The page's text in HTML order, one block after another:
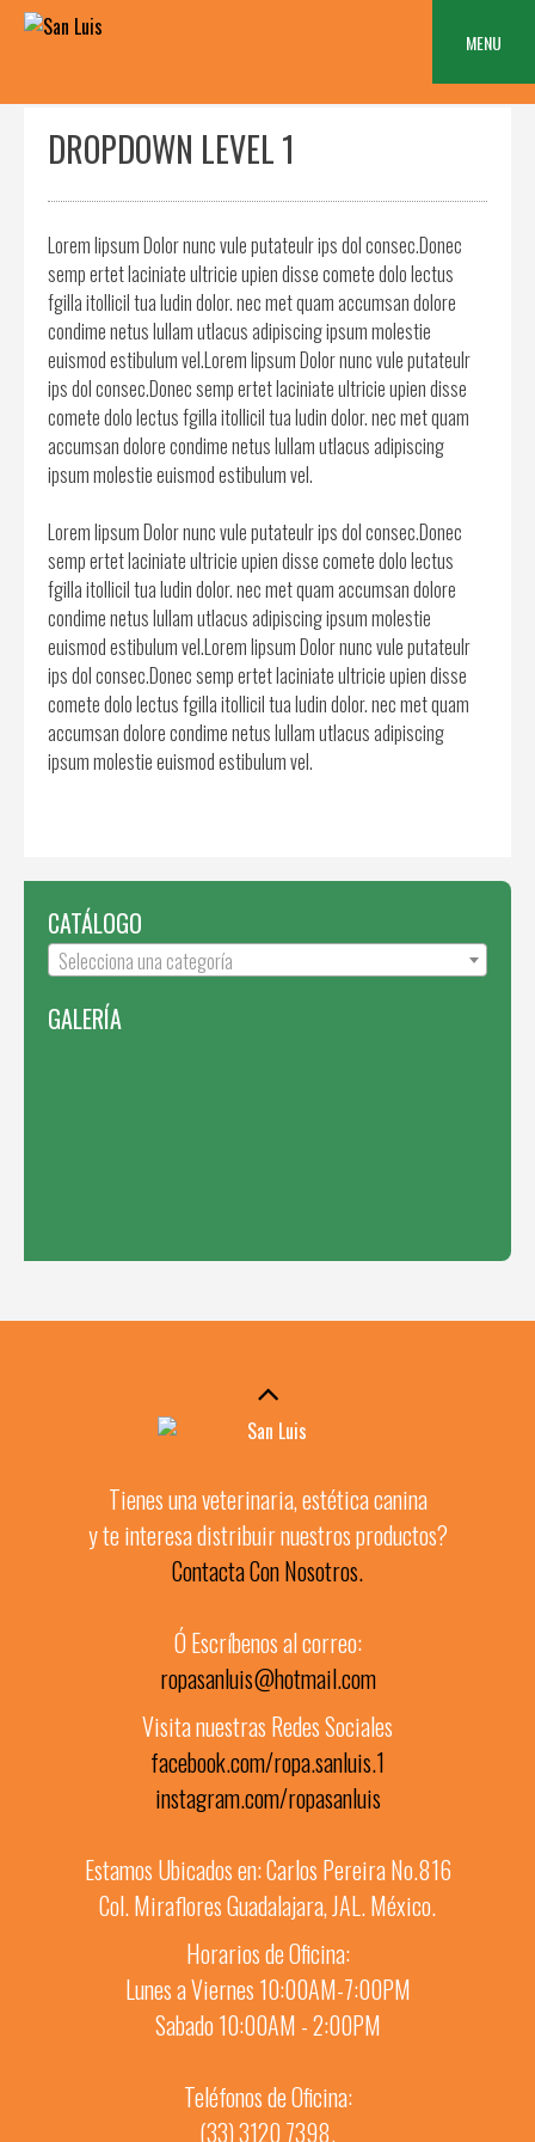
Skip
MENU
DROPDOWN LEVEL 1
Lorem lipsum Dolor nunc vule putateulr ips dol consec.Donec
semp ertet laciniate ultricie upien disse comete dolo lectus
fgilla itollicil tua ludin dolor. nec met quam accumsan dolore
condime netus lullam utlacus adipiscing ipsum molestie
euismod estibulum vel.Lorem lipsum Dolor nunc vule putateulr
ips dol consec.Donec semp ertet laciniate ultricie upien disse
comete dolo lectus fgilla itollicil tua ludin dolor. nec met quam
accumsan dolore condime netus lullam utlacus adipiscing
ipsum molestie euismod estibulum vel.
Lorem lipsum Dolor nunc vule putateulr ips dol consec.Donec
semp ertet laciniate ultricie upien disse comete dolo lectus
fgilla itollicil tua ludin dolor. nec met quam accumsan dolore
condime netus lullam utlacus adipiscing ipsum molestie
euismod estibulum vel.Lorem lipsum Dolor nunc vule putateulr
ips dol consec.Donec semp ertet laciniate ultricie upien disse
comete dolo lectus fgilla itollicil tua ludin dolor. nec met quam
accumsan dolore condime netus lullam utlacus adipiscing
ipsum molestie euismod estibulum vel.
CATÁLOGO
Selecciona una categoría
GALERÍA
Tienes una veterinaria, estética canina
y te interesa distribuir nuestros productos?
Contacta Con Nosotros.
Ó Escríbenos al correo:
ropasanluis@hotmail.com
Visita nuestras Redes Sociales
facebook.com/ropa.sanluis.1
instagram.com/ropasanluis
Estamos Ubicados en: Carlos Pereira No.816
Col. Miraflores Guadalajara, JAL. México.
Horarios de Oficina:
Lunes a Viernes 10:00AM-7:00PM
Sabado 10:00AM - 2:00PM
Teléfonos de Oficina:
(33) 3120 7398.